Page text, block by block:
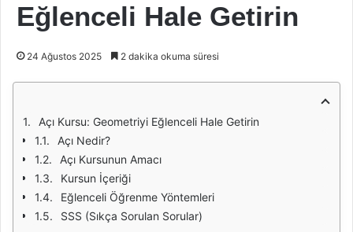
Eğlenceli Hale Getirin
24 Ağustos 2025 2 dakika okuma süresi
Açı Kursu: Geometriyi Eğlenceli Hale Getirin
Açı Nedir?
Açı Kursunun Amacı
Kursun İçeriği
Eğlenceli Öğrenme Yöntemleri
SSS (Sıkça Sorulan Sorular)